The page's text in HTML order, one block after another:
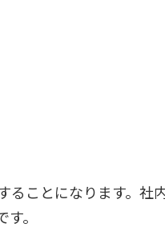
ることになります。社
す。